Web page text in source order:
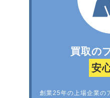
買取の
安
創業25年の上場企業の